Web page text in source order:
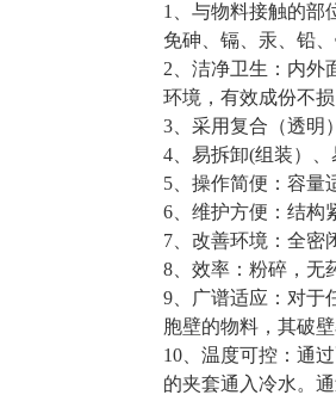
1、与物料接触的部
免砷、镉、汞、铅
2、洁净卫生：内外
环境，有效成份不
3、采用复合（透明
4、易拆卸(组装）
5、操作简便：容量
6、维护方便：结构
7、改善环境：全密
8、效率：粉碎，无
9、广谱适应：对于
胞壁的物料，其破
10、温度可控：通
的夹套通入冷水。